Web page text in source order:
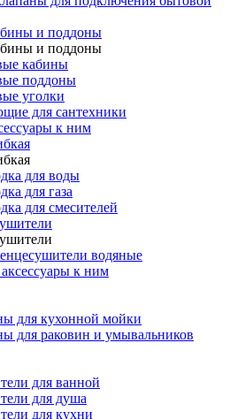
и поддоны
и поддоны
кабины
поддоны
уголки
для сантехники
к ним
для воды
для газа
для смесителей
водяные
к ним
для кухонной мойки
для раковин и умывальников
для ванной
для душа
для кухни